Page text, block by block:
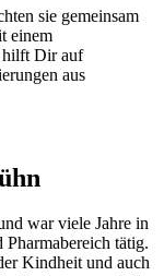
sie gemeinsam
einem
hilft Dir auf
aus
war viele Jahre in
tätig.
Kindheit und auch